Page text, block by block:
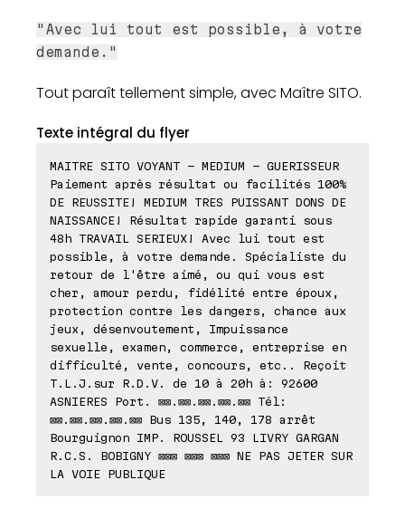
"Avec lui tout est possible, à votre
demande."
Tout paraît tellement simple, avec Maître SITO.
Texte intégral du flyer
MAITRE SITO VOYANT - MEDIUM - GUERISSEUR
Paiement après résultat ou facilités 100%
DE REUSSITE! MEDIUM TRES PUISSANT DONS DE
NAISSANCE! Résultat rapide garanti sous
48h TRAVAIL SERIEUX! Avec lui tout est
possible, à votre demande. Spécialiste du
retour de l'être aimé, ou qui vous est
cher, amour perdu, fidélité entre époux,
protection contre les dangers, chance aux
jeux, désenvoutement, Impuissance
sexuelle, examen, commerce, entreprise en
difficulté, vente, concours, etc.. Reçoit
T.L.J.sur R.D.V. de 10 à 20h à: 92600
ASNIERES Port. ⊠⊠.⊠⊠.⊠⊠.⊠⊠.⊠⊠ Tél:
⊠⊠.⊠⊠.⊠⊠.⊠⊠.⊠⊠ Bus 135, 140, 178 arrêt
Bourguignon IMP. ROUSSEL 93 LIVRY GARGAN
R.C.S. BOBIGNY ⊠⊠⊠ ⊠⊠⊠ ⊠⊠⊠ NE PAS JETER SUR
LA VOIE PUBLIQUE